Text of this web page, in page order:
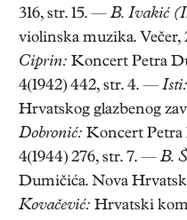
316, str. 15. — B. Ivakić
violinska muzika. Večer,
Ciprin: Koncert Petra
4(1942) 442, str. 4. — Isti:
Hrvatskog glazbenog
Dobronić: Koncert Petra
4(1944) 276, str. 7. — B.
Dumičića. Nova
Kovačević: Hrvatski